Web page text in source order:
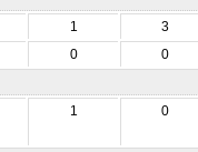
1
3
0
0
1 0